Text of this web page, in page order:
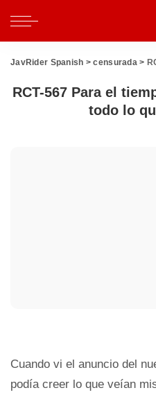
JavRider Spanish >censurada >
RCT-567 Para el
todo lo
Cuando vi el anuncio del
podía creer lo que veían